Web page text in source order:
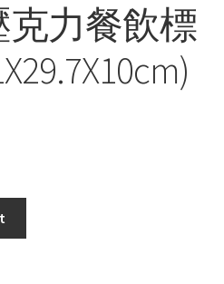
克力餐飲標